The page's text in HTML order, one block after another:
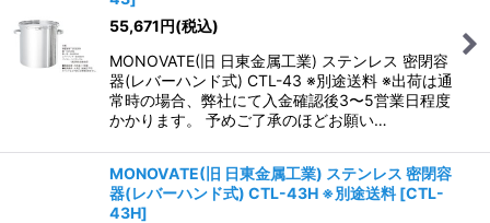
55,671円(税込)
MONOVATE(旧 日東金属工業) ステンレス 密閉容
器(レバーハンド式) CTL-43 ※別途送料 ※出荷は通
常時の場合、弊社にて入金確認後3〜5営業日程度
かかります。 予めご了承のほどお願い…
MONOVATE(旧 日東金属工業) ステンレス 密閉容
器(レバーハンド式) CTL-43H ※別途送料 [CTL-
43H]